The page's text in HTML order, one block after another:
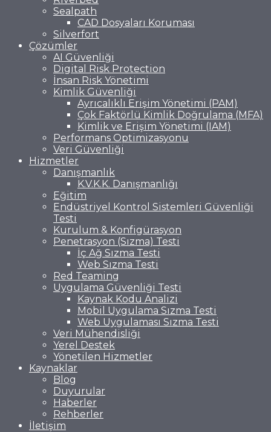
Sealpath
CAD Dosyaları Koruması
Silverfort
Çözümler
AI Güvenliği
Digital Risk Protection
İnsan Risk Yönetimi
Kimlik Güvenliği
Ayrıcalıklı Erişim Yönetimi (PAM)
Çok Faktörlü Kimlik Doğrulama (MFA)
Kimlik ve Erişim Yönetimi (IAM)
Performans Optimizasyonu
Veri Güvenliği
Hizmetler
Danışmanlık
K.V.K.K. Danışmanlığı
Eğitim
Endüstriyel Kontrol Sistemleri Güvenliği
Testi
Kurulum & Konfigürasyon
Penetrasyon (Sızma) Testi
İç Ağ Sızma Testi
Web Sızma Testi
Red Teaming
Uygulama Güvenliği Testi
Kaynak Kodu Analizi
Mobil Uygulama Sızma Testi
Web Uygulaması Sızma Testi
Veri Mühendisliği
Yerel Destek
Yönetilen Hizmetler
Kaynaklar
Blog
Duyurular
Haberler
Rehberler
İletişim